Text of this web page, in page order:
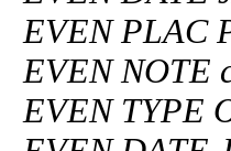
EVEN PLAC
EVEN NOTE
EVEN TYPE